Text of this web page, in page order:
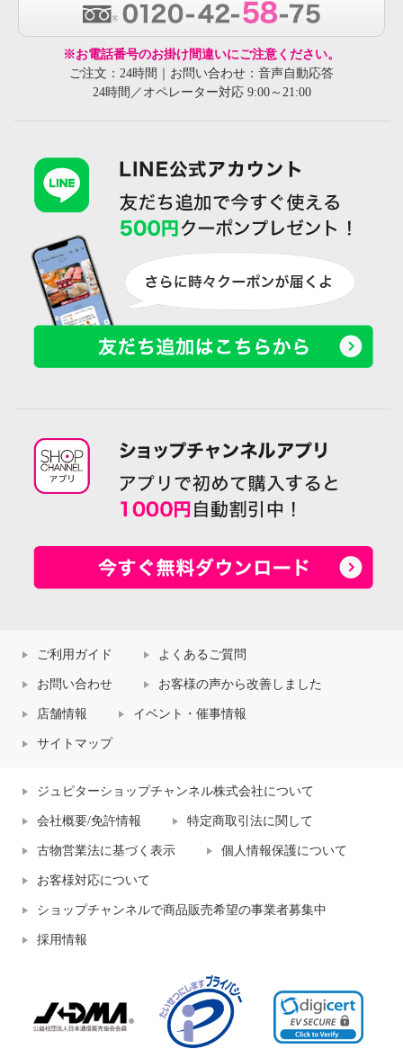
※お電話番号のお掛け間違いにご注意ください。
ご注文：24時間｜お問い合わせ：音声自動応答
24時間／オペレーター対応 9:00～21:00
ご利用ガイド よくあるご質問
お問い合わせ お客様の声から改善しました
店舗情報 イベント・催事情報
サイトマップ
ジュピターショップチャンネル株式会社について
会社概要/免許情報 特定商取引法に関して
古物営業法に基づく表示 個人情報保護について
お客様対応について
ショップチャンネルで商品販売希望の事業者募集中
採用情報